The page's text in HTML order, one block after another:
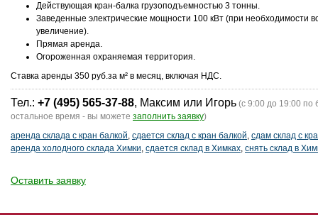
Действующая кран-балка грузоподъемностью 3 тонны.
Заведенные электрические мощности 100 кВт (при необходимости
увеличение).
Прямая аренда.
Огороженная охраняемая территория.
Ставка аренды 350 руб.за м² в месяц, включая НДС.
Тел.: +7 (495) 565-37-88, Максим или Игорь (с 9:00 до 19:00 по
остальное время - вы можете заполнить заявку)
аренда склада с кран балкой, сдается склад с кран балкой, сдам склад с
аренда холодного склада Химки, сдается склад в Химках, снять склад в
Оставить заявку